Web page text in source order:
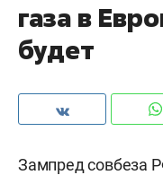
газа в
будет
Зампред совбеза